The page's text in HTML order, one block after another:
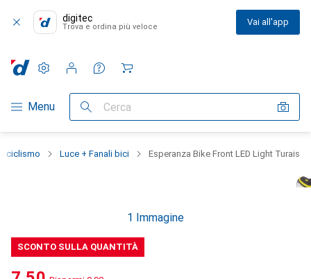
digitec
Trova e ordina più veloce Vai all'app
Categoria Navigazione
Menu Cerca
Impostazioni
Conto cliente
Liste di confronto
Liste dei desideri
Carrello
ciclismo Luce + Fanali bici Esperanza Bike Front LED Light Turais
1 Immagine
SCONTO SULLA QUANTITÀ